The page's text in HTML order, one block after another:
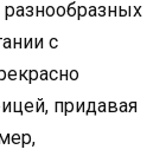
с
придавая